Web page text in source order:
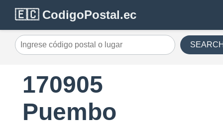
🇪🇨 CodigoPostal.ec
170905
Puembo